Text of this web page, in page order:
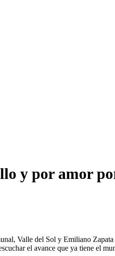
y por amor
Valle del Sol y Emiliano
el avance que ya tiene el